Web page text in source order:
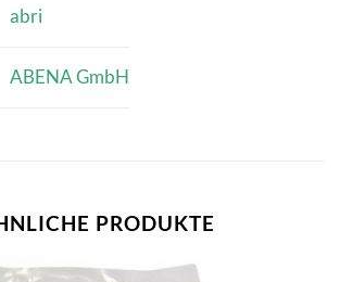
abri
ABENA GmbH
PRODUKTE